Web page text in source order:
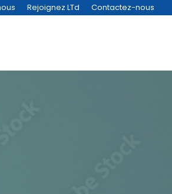
Rejoignez LTd Contactez-nous